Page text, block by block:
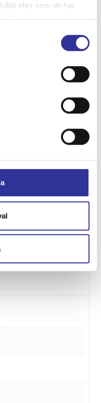
eller som de har
tjänster.
AB
Ring oss